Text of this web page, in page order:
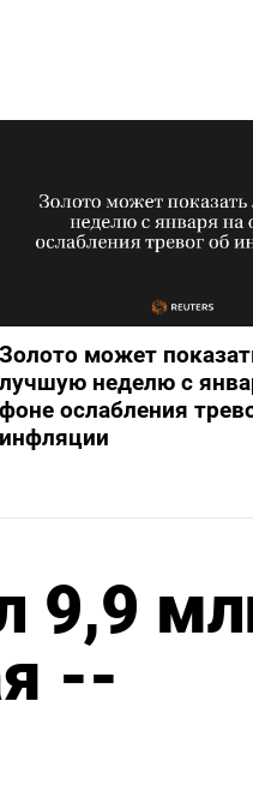
Золото может
лучшую неделю с
фоне ослабления
инфляции
9,9
--